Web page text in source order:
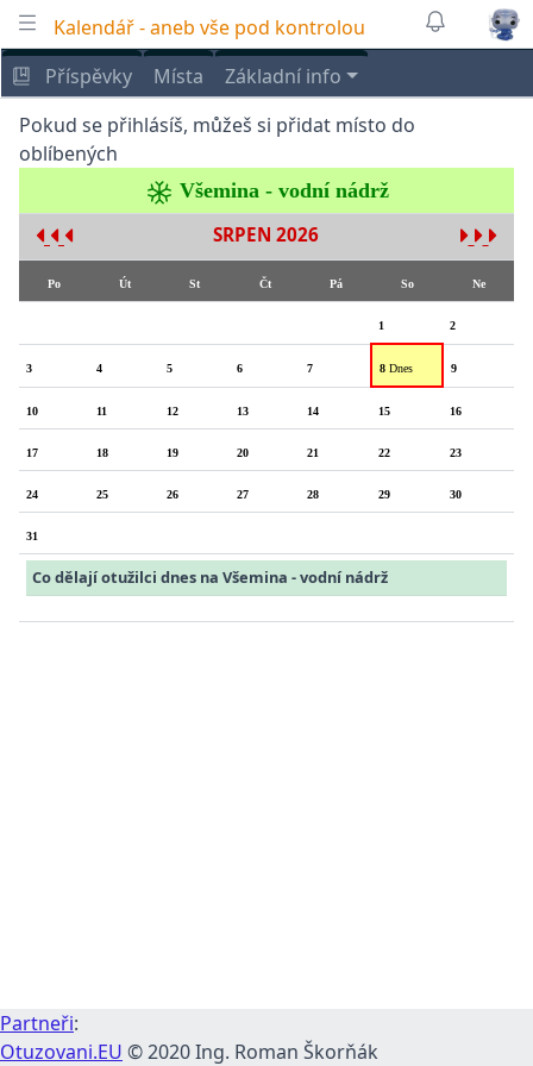
Kalendář - aneb vše pod kontrolou
Příspěvky
Místa
Základní info
Pokud se přihlásíš, můžeš si přidat místo do
oblíbených
Všemina - vodní nádrž
SRPEN 2026
Po Út St Čt Pá So Ne
1 2
3 4 5 6 7 8Dnes 9
10 11 12 13 14 15 16
17 18 19 20 21 22 23
24 25 26 27 28 29 30
31
Co dělají otužilci dnes na Všemina - vodní nádrž
Partneři:
Otuzovani.EU © 2020 Ing. Roman Škorňák